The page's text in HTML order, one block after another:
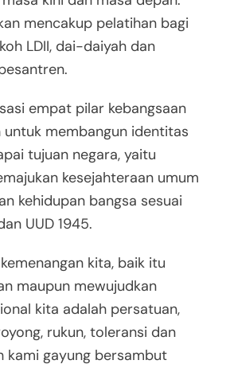
mencakup pelatihan bagi
LDII, dai-daiyah dan
empat pilar kebangsaan
untuk membangun identitas
tujuan negara, yaitu
kesejahteraan umum
kehidupan bangsa sesuai
UUD 1945.
kita, baik itu
maupun mewujudkan
kita adalah persatuan,
rukun, toleransi dan
kami gayung bersambut